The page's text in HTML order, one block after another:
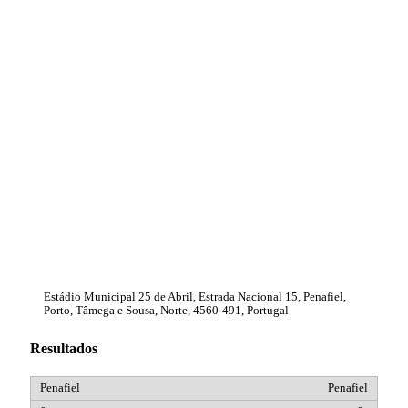
Estádio Municipal 25 de Abril, Estrada Nacional 15, Penafiel,
Porto, Tâmega e Sousa, Norte, 4560-491, Portugal
Resultados
Penafiel